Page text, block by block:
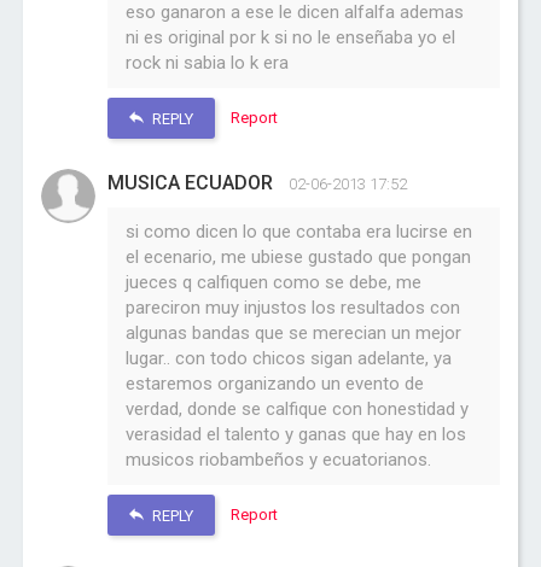
eso ganaron a ese le dicen alfalfa ademas
ni es original por k si no le enseñaba yo el
rock ni sabia lo k era
REPLY Report
MUSICA ECUADOR 02-06-2013 17:52
si como dicen lo que contaba era lucirse en
el ecenario, me ubiese gustado que pongan
jueces q calfiquen como se debe, me
pareciron muy injustos los resultados con
algunas bandas que se merecian un mejor
lugar.. con todo chicos sigan adelante, ya
estaremos organizando un evento de
verdad, donde se calfique con honestidad y
verasidad el talento y ganas que hay en los
musicos riobambeños y ecuatorianos.
REPLY Report